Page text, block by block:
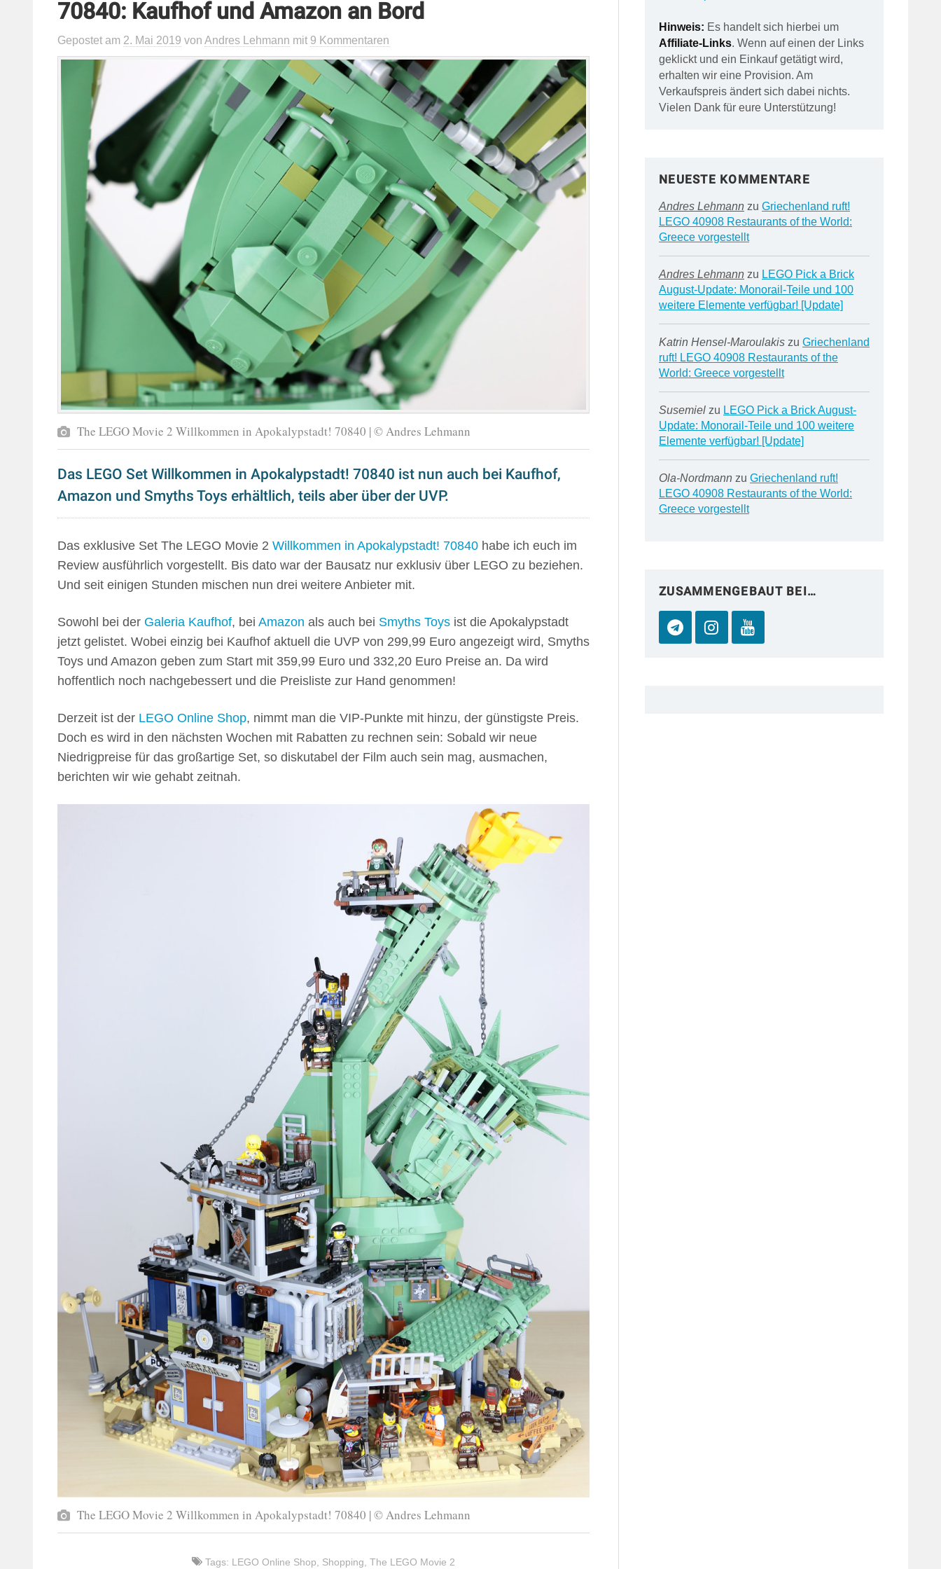
70840: Kaufhof und Amazon an Bord
Gepostet am 2. Mai 2019 von Andres Lehmann mit 9 Kommentaren
The LEGO Movie 2 Willkommen in Apokalypstadt! 70840 | © Andres Lehmann
Das LEGO Set Willkommen in Apokalypstadt! 70840 ist nun auch bei Kaufhof,
Amazon und Smyths Toys erhältlich, teils aber über der UVP.
Das exklusive Set The LEGO Movie 2 Willkommen in Apokalypstadt! 70840 habe ich euch im
Review ausführlich vorgestellt. Bis dato war der Bausatz nur exklusiv über LEGO zu beziehen.
Und seit einigen Stunden mischen nun drei weitere Anbieter mit.
Sowohl bei der Galeria Kaufhof, bei Amazon als auch bei Smyths Toys ist die Apokalypstadt
jetzt gelistet. Wobei einzig bei Kaufhof aktuell die UVP von 299,99 Euro angezeigt wird, Smyths
Toys und Amazon geben zum Start mit 359,99 Euro und 332,20 Euro Preise an. Da wird
hoffentlich noch nachgebessert und die Preisliste zur Hand genommen!
Derzeit ist der LEGO Online Shop, nimmt man die VIP-Punkte mit hinzu, der günstigste Preis.
Doch es wird in den nächsten Wochen mit Rabatten zu rechnen sein: Sobald wir neue
Niedrigpreise für das großartige Set, so diskutabel der Film auch sein mag, ausmachen,
berichten wir wie gehabt zeitnah.
The LEGO Movie 2 Willkommen in Apokalypstadt! 70840 | © Andres Lehmann
Tags: LEGO Online Shop Shopping ,The LEGO Movie 2
Hinweis: Es handelt sich hierbei um
Affiliate-Links. Wenn auf einen der Links
geklickt und ein Einkauf getätigt wird,
erhalten wir eine Provision. Am
Verkaufspreis ändert sich dabei nichts.
Vielen Dank für eure Unterstützung!
NEUESTE KOMMENTARE
Andres Lehmannzu Griechenland ruft!
LEGO 40908 Restaurants of the World:
Greece vorgestellt
Andres Lehmannzu LEGO Pick a Brick
August-Update: Monorail-Teile und 100
weitere Elemente verfügbar! [Update]
Katrin Hensel-Maroulakiszu Griechenland
ruft! LEGO 40908 Restaurants of the
World: Greece vorgestellt
Susemielzu LEGO Pick a Brick August-
Update: Monorail-Teile und 100 weitere
Elemente verfügbar! [Update]
Ola-Nordmannzu Griechenland ruft!
LEGO 40908 Restaurants of the World:
Greece vorgestellt
ZUSAMMENGEBAUT BEI…